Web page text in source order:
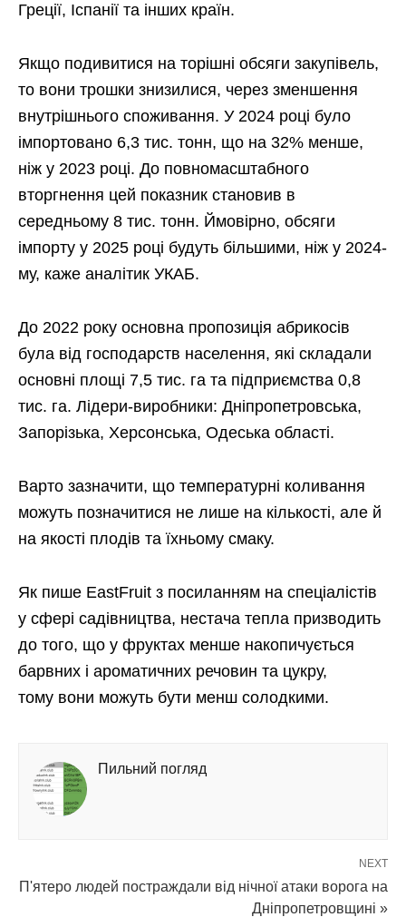
Греції, Іспанії та інших країн.
Якщо подивитися на торішні обсяги закупівель,
то вони трошки знизилися, через зменшення
внутрішнього споживання. У 2024 році було
імпортовано 6,3 тис. тонн, що на 32% менше,
ніж у 2023 році. До повномасштабного
вторгнення цей показник становив в
середньому 8 тис. тонн. Ймовірно, обсяги
імпорту у 2025 році будуть більшими, ніж у 2024-
му, каже аналітик УКАБ.
До 2022 року основна пропозиція абрикосів
була від господарств населення, які складали
основні площі 7,5 тис. га та підприємства 0,8
тис. га. Лідери-виробники: Дніпропетровська,
Запорізька, Херсонська, Одеська області.
Варто зазначити, що температурні коливання
можуть позначитися не лише на кількості, але й
на якості плодів та їхньому смаку.
Як пише EastFruit з посиланням на спеціалістів
у сфері садівництва, нестача тепла призводить
до того, що у фруктах менше накопичується
барвних і ароматичних речовин та цукру,
тому вони можуть бути менш солодкими.
Пильний погляд
NEXT
П'ятеро людей постраждали від нічної атаки ворога на
Дніпропетровщині »